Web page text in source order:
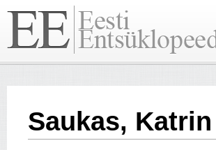
Saukas, Katrin